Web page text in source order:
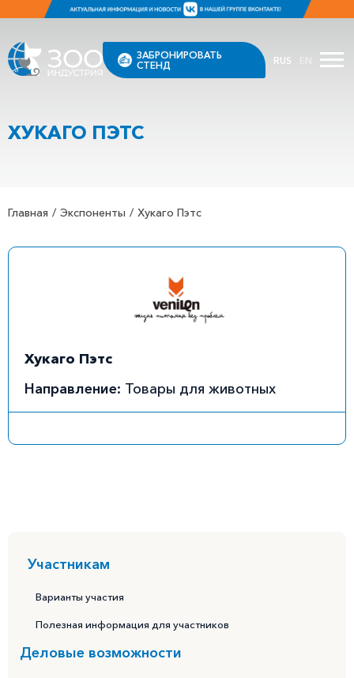
ЗАБРОНИРОВАТЬ
СТЕНД
RUS
ХУКАГО ПЭТС
Главная Экспоненты Хукаго Пэтс
Участникам
Варианты участия
Полезная информация для участников
Деловые возможности
Хукаго Пэтс
Направление: Товары для животных